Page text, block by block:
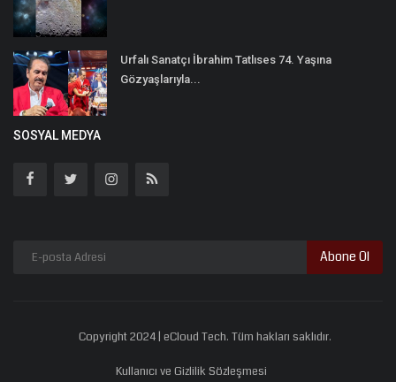
Urfalı Sanatçı İbrahim Tatlıses 74. Yaşına
Gözyaşlarıyla...
SOSYAL MEDYA
Abone Ol
Copyright 2024 | eCloud Tech. Tüm hakları saklıdır.
Kullanıcı ve Gizlilik Sözleşmesi